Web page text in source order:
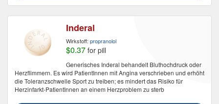
Inderal
Wirkstoff: propranolol
$0.37 for pill
Generisches Inderal behandelt Bluthochdruck oder
Herzflimmern. Es wird PatientInnen mit Angina verschrieben und erhöht
die Toleranzschwelle Sport zu treiben; es mindert das Risiko für
Herzinfarkt-PatientInnen an einem Herzproblem zu sterb